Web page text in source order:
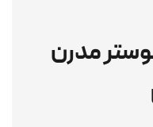
مدرن